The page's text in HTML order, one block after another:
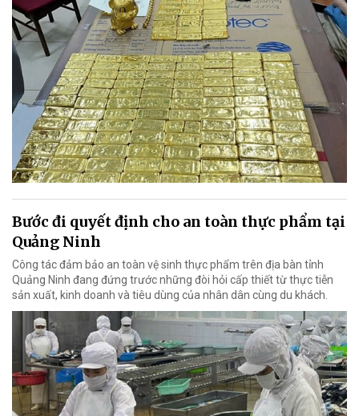
Bước đi quyết định cho an toàn thực phẩm tại
Quảng Ninh
Công tác đảm bảo an toàn vệ sinh thực phẩm trên địa bàn tỉnh
Quảng Ninh đang đứng trước những đòi hỏi cấp thiết từ thực tiễn
sản xuất, kinh doanh và tiêu dùng của nhân dân cùng du khách.